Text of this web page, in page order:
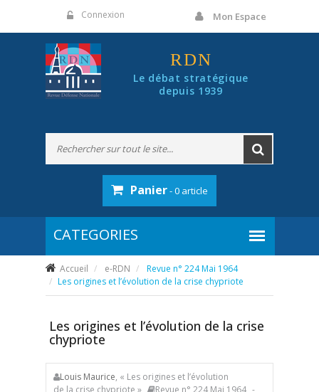
Connexion Mon Espace
RDN
Le débat stratégique
depuis 1939
Panier- 0 article
Accueil e-RDN
Revue n° 224 Mai 1964
Les origines et l’évolution de la crise chypriote
Les origines et l’évolution de la crise
chypriote
Louis Maurice, « Les origines et l’évolution
de la crise chypriote »
Revue n° 224 Mai 1964 -